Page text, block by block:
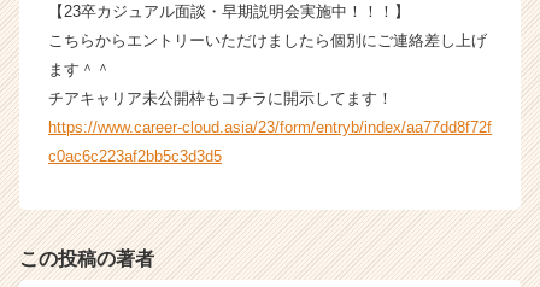
就
活
イ
ト
チ
ア
【23卒カジュアル面談・早期説明会実施中！！！】
こちらからエントリーいただけましたら個別にご連絡差し上げ
ます＾＾
チアキャリア未公開枠もコチラに開示してます！
https://www.career-cloud.asia/23/form/entryb/index/aa77dd8f72f
c0ac6c223af2bb5c3d3d5
この投稿の著者